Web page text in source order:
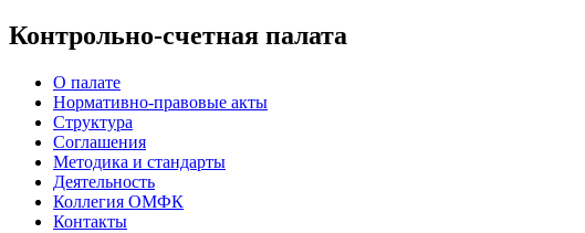
Контрольно-счетная палата
О палате
Нормативно-правовые акты
Структура
Соглашения
Методика и стандарты
Деятельность
Коллегия ОМФК
Контакты